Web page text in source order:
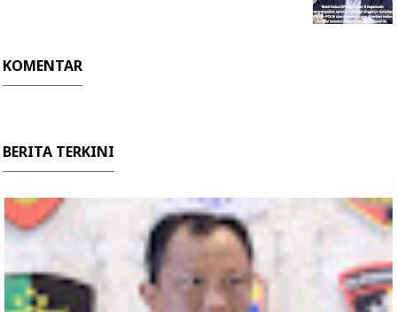
KOMENTAR
BERITA TERKINI